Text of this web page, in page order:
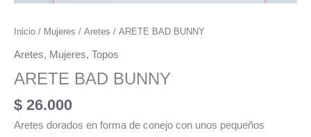
Inicio / Mujeres / Aretes / ARETE BAD BUNNY
Aretes, Mujeres, Topos
ARETE BAD BUNNY
$ 26.000
Aretes dorados en forma de conejo con unos pequeños